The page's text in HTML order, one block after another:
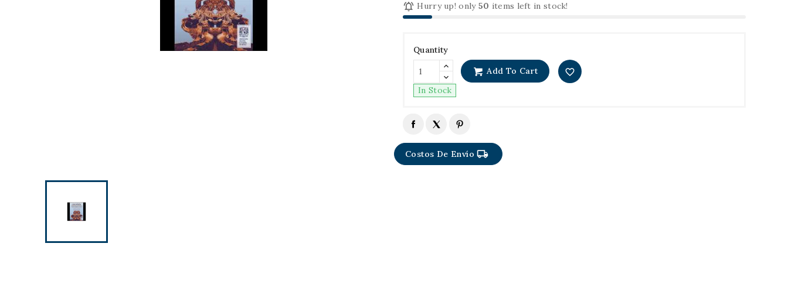
 Hurry up! only50 items left in stock!
Quantity
Add To Cart
favorite_border
In Stock
Costos De Envíolocal_shipping